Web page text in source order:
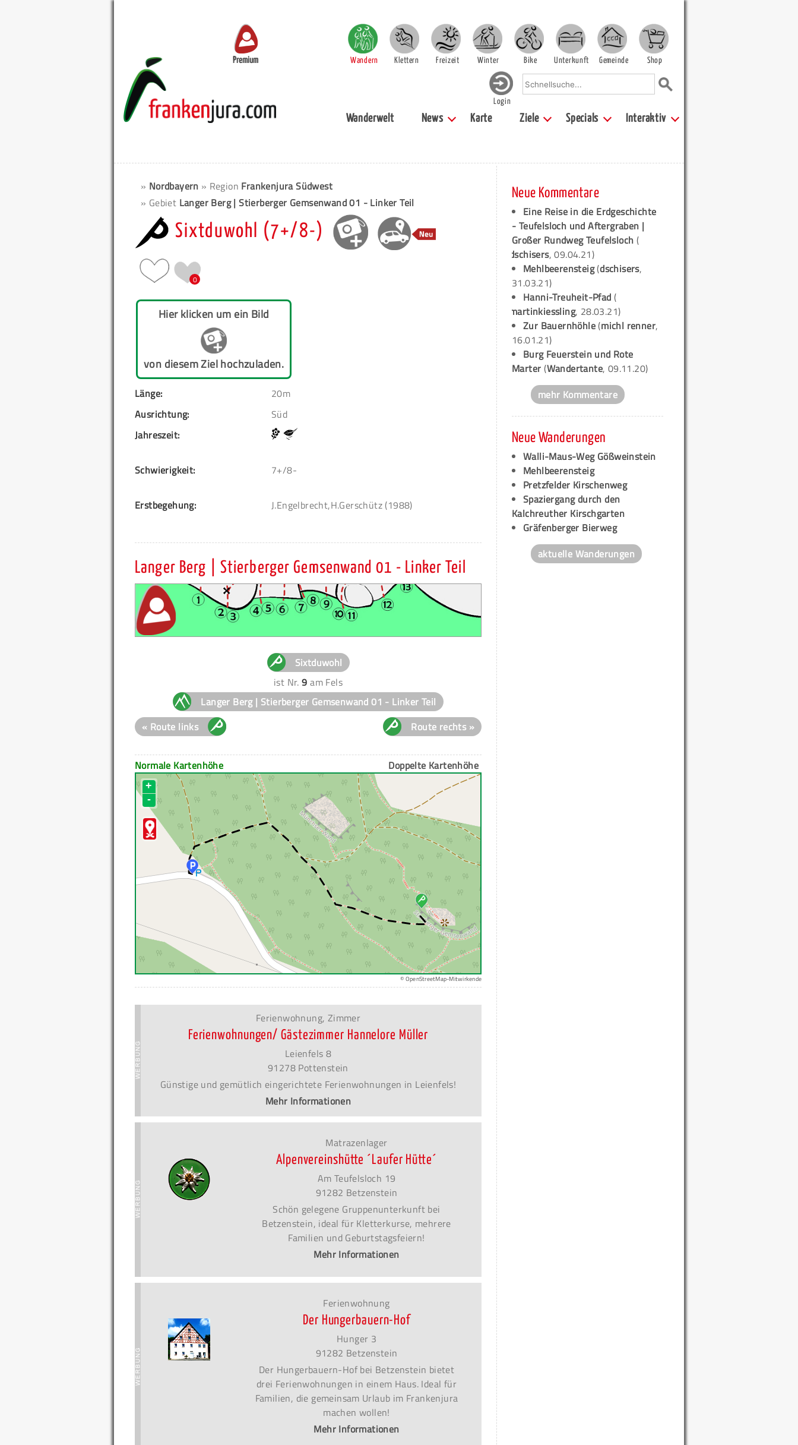
Premium Wandern Klettern Freizeit Winter Bike Unterkunft Gemeinde Shop
Login
Wanderwelt News Karte Ziele Specials Interaktiv
» Nordbayern » Region Frankenjura Südwest
» Gebiet Langer Berg | Stierberger Gemsenwand 01 - Linker Teil
Sixtduwohl (7+/8-)
0
Hier klicken um ein Bild
von diesem Ziel hochzuladen.
Länge:
20m
Ausrichtung:
Süd
Jahreszeit:
Schwierigkeit: 7+/8-
Erstbegehung: J.Engelbrecht,H.Gerschütz (1988)
Langer Berg | Stierberger Gemsenwand 01 - Linker Teil
Sixtduwohl
ist Nr.9 am Fels
Langer Berg | Stierberger Gemsenwand 01 - Linker Teil
« Route links
Route rechts »
Normale Kartenhöhe Doppelte Kartenhöhe
+
-
© OpenStreetMap-Mitwirkende
Ferienwohnung, Zimmer
Ferienwohnungen/ Gästezimmer Hannelore Müller
Leienfels 8
91278 Pottenstein
Günstige und gemütlich eingerichtete Ferienwohnungen in Leienfels!
Mehr Informationen
Matrazenlager
Alpenvereinshütte ´Laufer Hütte´
Am Teufelsloch 19
91282 Betzenstein
Schön gelegene Gruppenunterkunft bei
Betzenstein, ideal für Kletterkurse, mehrere
Familien und Geburtstagsfeiern!
Mehr Informationen
Ferienwohnung
Der Hungerbauern-Hof
Hunger 3
91282 Betzenstein
Der Hungerbauern-Hof bei Betzenstein bietet
drei Ferienwohnungen in einem Haus. Ideal für
Familien, die gemeinsam Urlaub im Frankenjura
machen wollen!
Mehr Informationen
Neue Kommentare
Eine Reise in die Erdgeschichte
- Teufelsloch und Aftergraben |
Großer Rundweg Teufelsloch (
dschisers, 09.04.21)
Mehlbeerensteig(dschisers,
31.03.21)
Hanni-Treuheit-Pfad (
martinkiessling, 28.03.21)
Zur Bauernhöhle(michl renner,
16.01.21)
Burg Feuerstein und Rote
Marter (Wandertante, 09.11.20)
mehr Kommentare
Neue Wanderungen
Walli-Maus-Weg Gößweinstein
Mehlbeerensteig
Pretzfelder Kirschenweg
Spaziergang durch den
Kalchreuther Kirschgarten
Gräfenberger Bierweg
aktuelle Wanderungen